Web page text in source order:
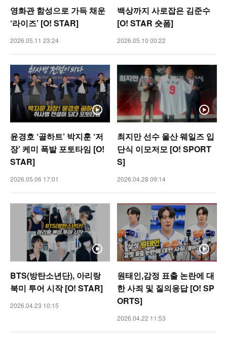
영화관 함성으로 가득 채운
‘라이즈’ [O! STAR]
2026.05.11 23:24
백상까지 사로잡은 김준수
[O! STAR 숏폼]
2026.05.10 00:22
윤경호 ‘골하트’ 박지훈 ‘저
장’ 케미 폭발 포토타임 [O!
STAR]
2026.05.06 17:01
최지만 선수 울산 웨일즈 입
단식 이모저모 [O! SPORT
S]
2026.04.28 09:14
BTS(방탄소년단), 아리랑
북미 투어 시작 [O! STAR]
2026.04.23 10:15
원태인,감정 표출 논란에 대
한 사죄 및 질의응답 [O! SP
ORTS]
2026.04.22 11:53